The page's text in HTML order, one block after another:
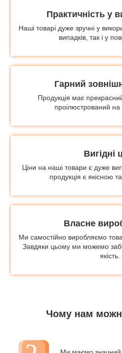
Практичність у
Наші товарі дуже зручні у
випадків, так і у
Гарний
Продукція має
проілюстрований на
Вигідні
Ціни на наші товари є дуже
продукція є якісною
Власне
Ми самостійно виробляємо
Завдяки цьому ми можемо
якість.
Чому нам